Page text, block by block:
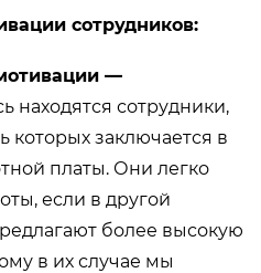
сотрудников:
—
находятся сотрудники,
которых заключается в
платы. Они легко
если в другой
более высокую
в их случае мы